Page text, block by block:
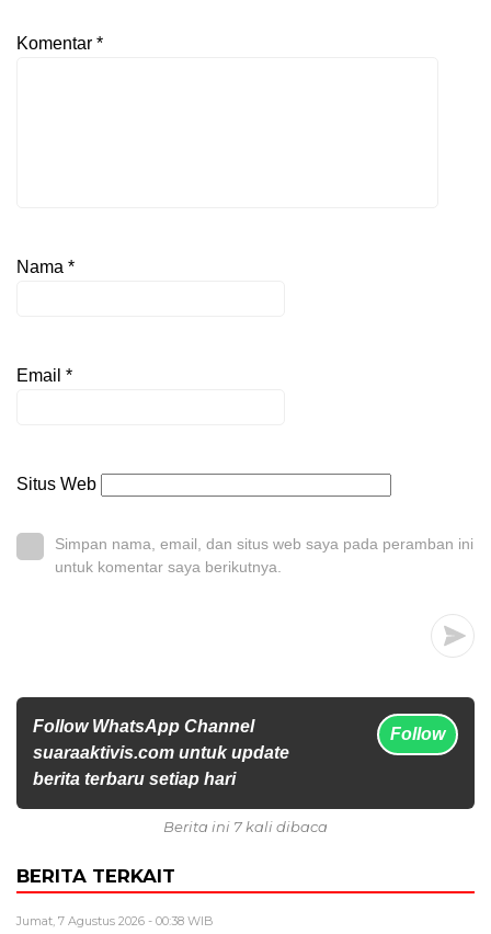
Komentar *
Nama *
Email *
Situs Web
Simpan nama, email, dan situs web saya pada peramban ini
untuk komentar saya berikutnya.
Follow WhatsApp Channel
suaraaktivis.com untuk update
berita terbaru setiap hari
Follow
Berita ini 7 kali dibaca
BERITA TERKAIT
Jumat, 7 Agustus 2026 - 00:38 WIB